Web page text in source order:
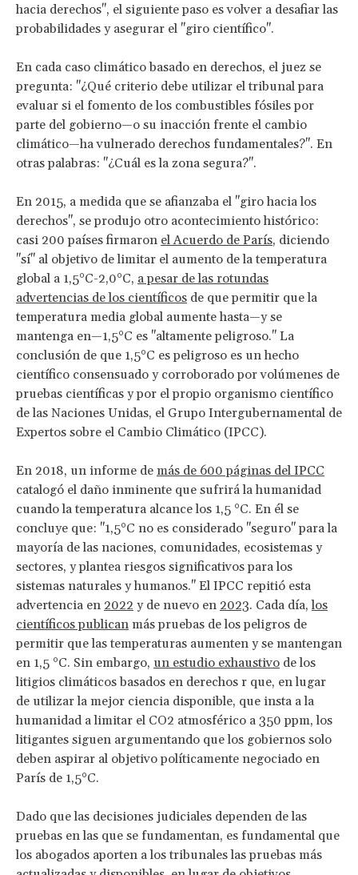
hacia derechos", el siguiente paso es volver a desafiar las
probabilidades y asegurar el "giro científico".
En cada caso climático basado en derechos, el juez se
pregunta: "¿Qué criterio debe utilizar el tribunal para
evaluar si el fomento de los combustibles fósiles por
parte del gobierno—o su inacción frente el cambio
climático—ha vulnerado derechos fundamentales?". En
otras palabras: "¿Cuál es la zona segura?".
En 2015, a medida que se afianzaba el "giro hacia los
derechos", se produjo otro acontecimiento histórico:
casi 200 países firmaron el Acuerdo de París, diciendo
"sí" al objetivo de limitar el aumento de la temperatura
global a 1,5°C-2,0°C, a pesar de las rotundas
advertencias de los científicos de que permitir que la
temperatura media global aumente hasta—y se
mantenga en—1,5°C es "altamente peligroso." La
conclusión de que 1,5°C es peligroso es un hecho
científico consensuado y corroborado por volúmenes de
pruebas científicas y por el propio organismo científico
de las Naciones Unidas, el Grupo Intergubernamental de
Expertos sobre el Cambio Climático (IPCC).
En 2018, un informe de más de 600 páginas del IPCC
catalogó el daño inminente que sufrirá la humanidad
cuando la temperatura alcance los 1,5 °C. En él se
concluye que: "1,5°C no es considerado "seguro" para la
mayoría de las naciones, comunidades, ecosistemas y
sectores, y plantea riesgos significativos para los
sistemas naturales y humanos." El IPCC repitió esta
advertencia en 2022 y de nuevo en 2023. Cada día,los
científicos publican más pruebas de los peligros de
permitir que las temperaturas aumenten y se mantengan
en 1,5 °C. Sin embargo, un estudio exhaustivo de los
litigios climáticos basados en derechos r que, en lugar
de utilizar la mejor ciencia disponible, que insta a la
humanidad a limitar el CO2 atmosférico a 350 ppm, los
litigantes siguen argumentando que los gobiernos solo
deben aspirar al objetivo políticamente negociado en
París de 1,5°C.
Dado que las decisiones judiciales dependen de las
pruebas en las que se fundamentan, es fundamental que
los abogados aporten a los tribunales las pruebas más